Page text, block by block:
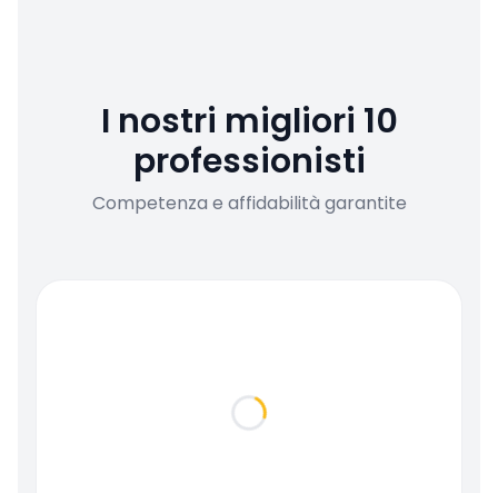
I nostri migliori 10
professionisti
Competenza e affidabilità garantite
Loading...